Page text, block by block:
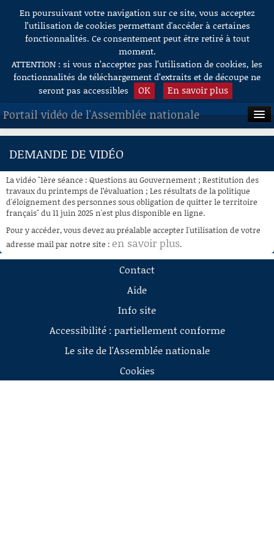
Aller au contenu
En poursuivant votre navigation sur ce site, vous acceptez
l’utilisation de cookies permettant d'accéder à certaines
fonctionnalités. Ce consentement peut être retiré à tout
moment.
ATTENTION : si vous n’acceptez pas l’utilisation de cookies, les
fonctionnalités de téléchargement d’extraits et de découpe ne
seront pas accessibles
OK En savoir plus
Portail vidéo de l'Assemblée nationale
ACCUEIL
À LA DEMANDE
RECHERCHE
AIDE À LA DÉCOUPE
DE VIDÉOS
DEMANDE DE VIDÉO
La vidéo "1ère séance : Questions au Gouvernement ; Restitution des
travaux du printemps de l’évaluation ; Les résultats de la politique
d'éloignement des personnes sous obligation de quitter le territoire
français" du 11 juin 2025 n'est plus disponible en ligne.
Pour y accéder, vous devez au préalable accepter l'utilisation de votre
adresse mail par notre site : en savoir plus.
Contact
Aide
Info site
Accessibilité : partiellement conforme
Le site de l'Assemblée nationale
Cookies